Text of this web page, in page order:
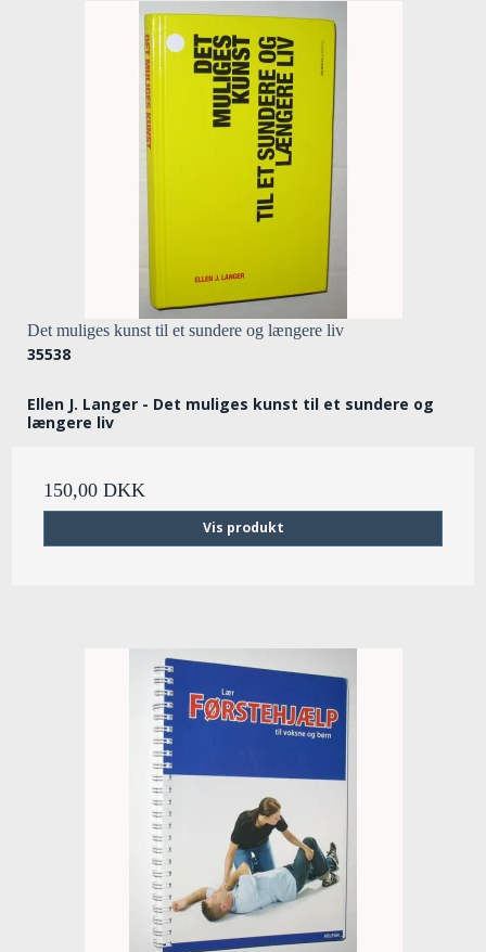
Det muliges kunst til et sundere og længere liv
35538
Ellen J. Langer - Det muliges kunst til et sundere og
længere liv
150,00 DKK
Vis produkt